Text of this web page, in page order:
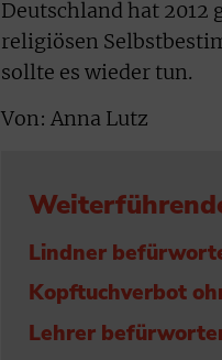
Deutschland hat 2012
religiösen
sollte es wieder tun.
Von: Anna Lutz
Lindner
Kopftuchverbot
Lehrer